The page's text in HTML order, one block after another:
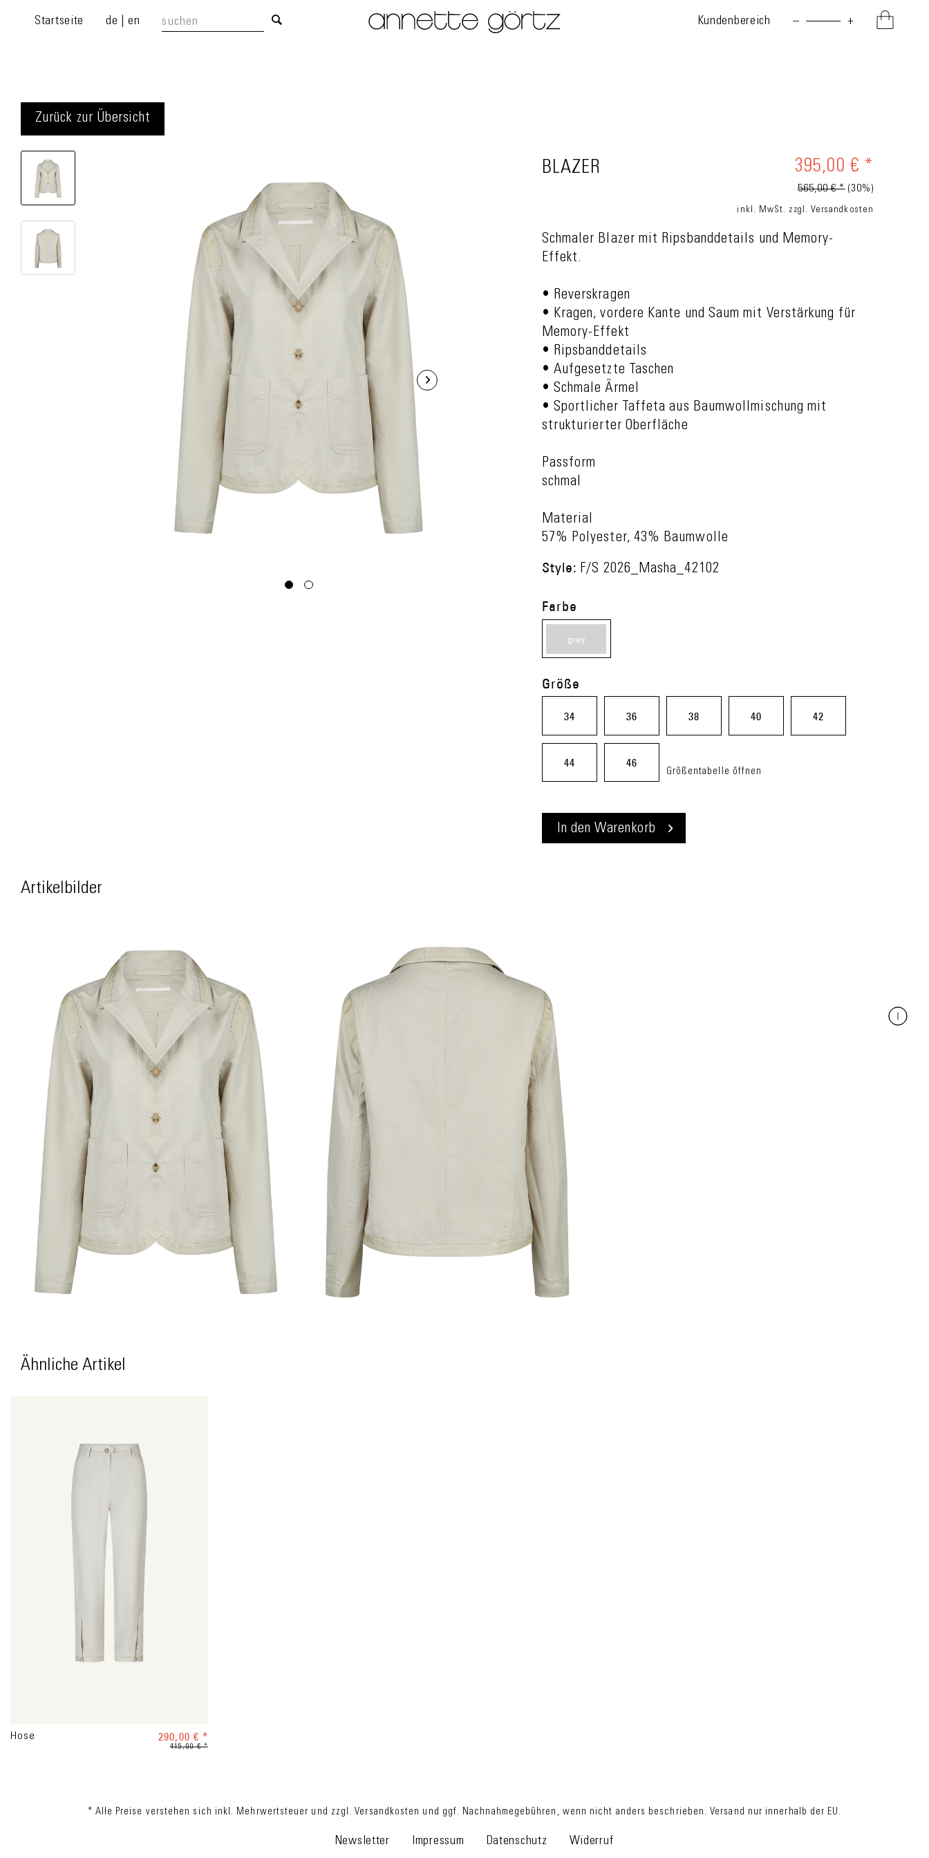
Startseite de en Kundenbereich – +
Zurück zur Übersicht
BLAZER 395,00 € *
565,00 € * (30%)
inkl. MwSt. zzgl. Versandkosten
Schmaler Blazer mit Ripsbanddetails und Memory-
Effekt.
• Reverskragen
• Kragen, vordere Kante und Saum mit Verstärkung für
Memory-Effekt
• Ripsbanddetails
• Aufgesetzte Taschen
• Schmale Ärmel
• Sportlicher Taffeta aus Baumwollmischung mit
strukturierter Oberfläche
Passform
schmal
Material
57% Polyester, 43% Baumwolle
Style: F/S 2026_Masha_42102
Farbe
grey
Größe
34 36 38 40 42
44 46
Größentabelle öffnen
In den Warenkorb
Artikelbilder
Ähnliche Artikel
Hose 290,00 € *
415,00 € *
* Alle Preise verstehen sich inkl. Mehrwertsteuer und zzgl. Versandkosten und ggf. Nachnahmegebühren, wenn nicht anders beschrieben. Versand nur innerhalb der EU.
Newsletter Impressum Datenschutz Widerruf